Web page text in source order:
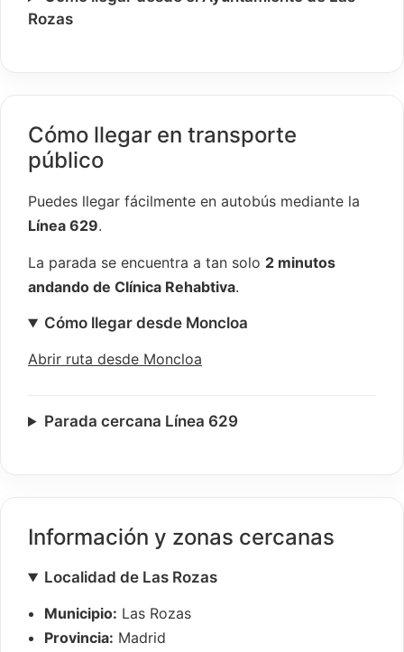
Rozas
Cómo llegar en transporte
público
Puedes llegar fácilmente en autobús mediante la
Línea 629.
La parada se encuentra a tan solo 2 minutos
andando de Clínica Rehabtiva.
Cómo llegar desde Moncloa
Abrir ruta desde Moncloa
Parada cercana Línea 629
Información y zonas cercanas
Localidad de Las Rozas
Municipio: Las Rozas
Provincia: Madrid